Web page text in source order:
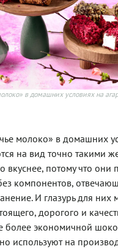
в домашних условиях на
молоко» в домашних
на вид точно такими
вкуснее, потому что они
компонентов,
И глазурь для
дорогого и
более экономичной
используют на